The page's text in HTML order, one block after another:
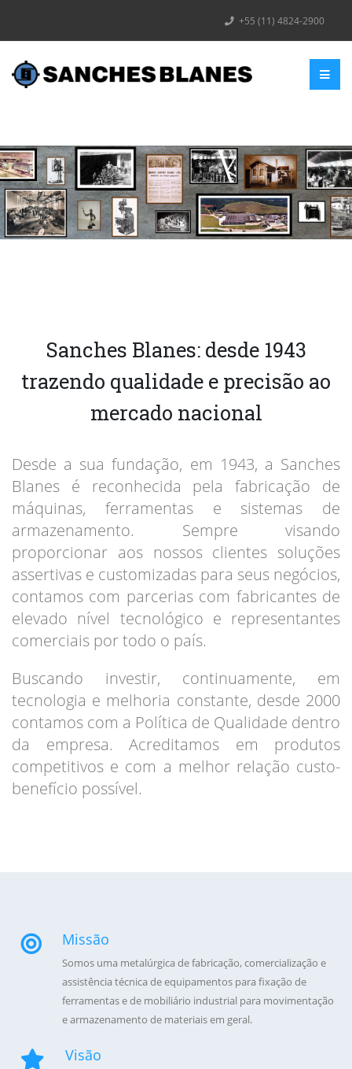
+55 (11) 4824-2900
Sanches Blanes: desde 1943
trazendo qualidade e precisão ao
mercado nacional
Desde a sua fundação, em 1943, a Sanches
Blanes é reconhecida pela fabricação de
máquinas, ferramentas e sistemas de
armazenamento. Sempre visando
proporcionar aos nossos clientes soluções
assertivas e customizadas para seus negócios,
contamos com parcerias com fabricantes de
elevado nível tecnológico e representantes
comerciais por todo o país.
Buscando investir, continuamente, em
tecnologia e melhoria constante, desde 2000
contamos com a Política de Qualidade dentro
da empresa. Acreditamos em produtos
competitivos e com a melhor relação custo-
benefício possível.
Missão
Somos uma metalúrgica de fabricação, comercialização e
assistência técnica de equipamentos para fixação de
ferramentas e de mobiliário industrial para movimentação
e armazenamento de materiais em geral.
Visão